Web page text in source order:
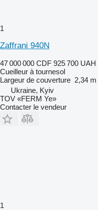
1
Zaffrani 940N
47 000 000 CDF 925 700 UAH
Cueilleur à tournesol
Largeur de couverture 2,34 m
Ukraine, Kyiv
TOV «FERM Ye»
Contacter le vendeur
1